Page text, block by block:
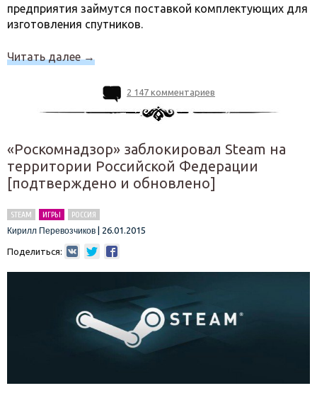
предприятия займутся поставкой комплектующих для
изготовления спутников.
Читать далее→
2 147 комментариев
«Роскомнадзор» заблокировал Steam на
территории Российской Федерации
[подтверждено и обновлено]
STEAM ИГРЫ
РОССИЯ
Кирилл Перевозчиков
26.01.2015
Поделиться: